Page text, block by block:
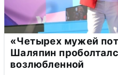
«Четырех мужей
Шаляпин
возлюбленной